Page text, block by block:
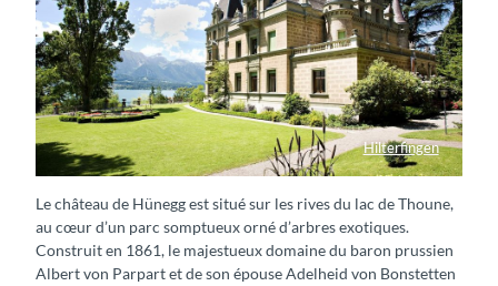
Hilterfingen
Schloss Hünegg, Hilterfingen
Le château de Hünegg est situé sur les rives du lac de Thoune,
au cœur d’un parc somptueux orné d’arbres exotiques.
Construit en 1861, le majestueux domaine du baron prussien
Albert von Parpart et de son épouse Adelheid von Bonstetten